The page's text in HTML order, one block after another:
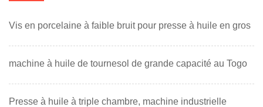
Vis en porcelaine à faible bruit pour presse à huile en gros
machine à huile de tournesol de grande capacité au Togo
Presse à huile à triple chambre, machine industrielle